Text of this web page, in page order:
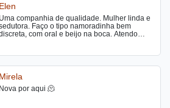
no final. Lembre-se também que a conotação
sexual, a penetração, é um falso relaxamento,
Elen
Uma companhia de qualidade. Mulher linda e
Faço o tipo namoradinha bem
com oral e beijo na boca. Atendo
Atendo homens, mulheres e casais.
apenas por WhatsApp: 51 981945925
Valor por 1h: R$ 200,00
Mirela
Nova por aqui 🫠